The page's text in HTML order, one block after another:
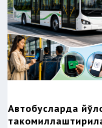
Автобусларда